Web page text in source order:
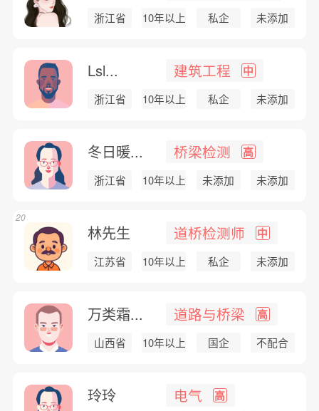
浙江省 10年以上 私企 未添加
Lsl... 建筑工程 中
浙江省 10年以上 私企 未添加
冬日暖... 桥梁检测 高
浙江省 10年以上 未添加 未添加
林先生 道桥检测师 中
江苏省 10年以上 私企 未添加
20
万类霜... 道路与桥梁 高
山西省 10年以上 国企 不配合
玲玲 电气 高